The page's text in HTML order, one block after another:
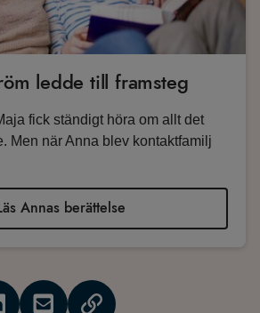
ledde till framsteg
fick ständigt höra om allt det
Men när Anna blev kontaktfamilj
Annas berättelse